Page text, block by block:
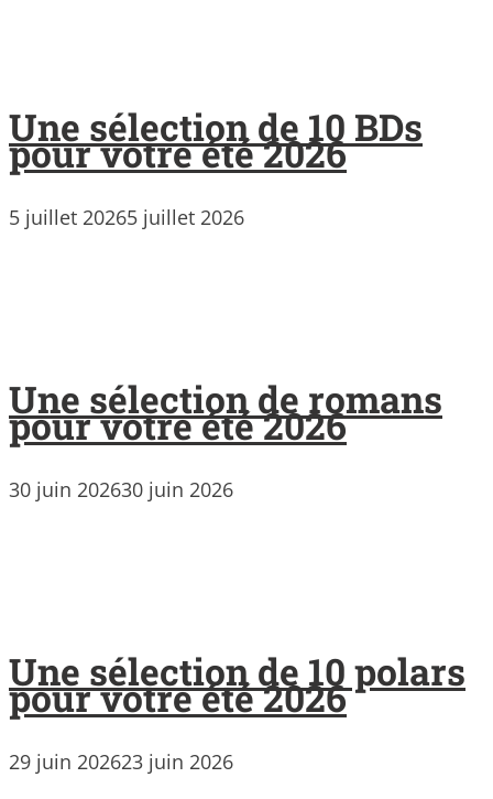
Une sélection de 10 BDs
pour votre été 2026
5 juillet 20265 juillet 2026
Une sélection de romans
pour votre été 2026
30 juin 202630 juin 2026
Une sélection de 10 polars
pour votre été 2026
29 juin 202623 juin 2026